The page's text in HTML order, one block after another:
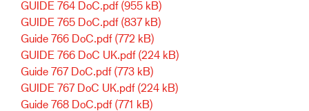
GUIDE 764 DoC.pdf (955 kB)
GUIDE 765 DoC.pdf (837 kB)
Guide 766 DoC.pdf (772 kB)
GUIDE 766 DoC UK.pdf (224 kB)
Guide 767 DoC.pdf (773 kB)
GUIDE 767 DoC UK.pdf (224 kB)
Guide 768 DoC.pdf (771 kB)